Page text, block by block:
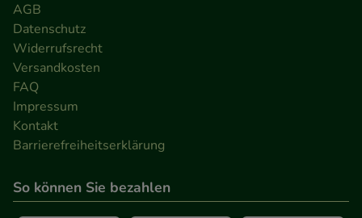
AGB
Datenschutz
Widerrufsrecht
Versandkosten
FAQ
Impressum
Kontakt
Barrierefreiheitserklärung
So können Sie bezahlen